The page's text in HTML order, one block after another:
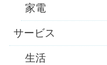
家電
サービス
生活